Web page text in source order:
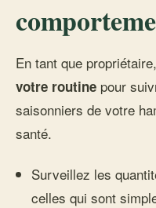
En tant que
votre routine pour
saisonniers de votre
santé.
Surveillez les
celles qui sont